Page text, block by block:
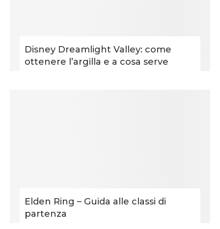
Disney Dreamlight Valley: come
ottenere l’argilla e a cosa serve
Elden Ring – Guida alle classi di
partenza